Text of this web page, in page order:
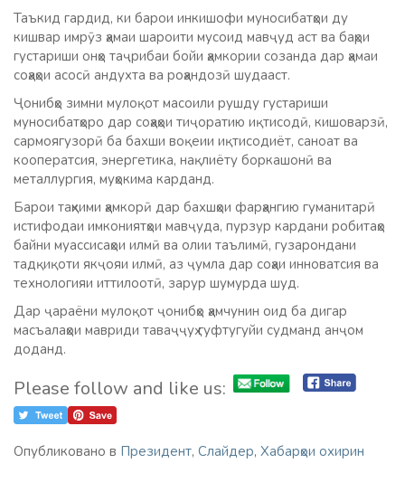
Таъкид гардид, ки барои инкишофи муносибатҳои ду
кишвар имрӯз ҳамаи шароити мусоид мавҷуд аст ва баҳри
густариши онҳо таҷрибаи бойи ҳамкории созанда дар ҳамаи
соҳаҳои асосӣ андухта ва роҳандозӣ шудааст.
Ҷонибҳо зимни мулоқот масоили рушду густариши
муносибатҳоро дар соҳаҳои тиҷоратию иқтисодӣ, кишоварзӣ,
сармоягузорӣ ба бахши воқеии иқтисодиёт, саноат ва
кооператсия, энергетика, нақлиёту боркашонӣ ва
металлургия, муҳокима карданд.
Барои таҳкими ҳамкорӣ дар бахшҳои фарҳангию гуманитарӣ
истифодаи имкониятҳои мавҷуда, пурзур кардани робитаҳо
байни муассисаҳои илмӣ ва олии таълимӣ, гузарондани
тадқиқоти якҷояи илмӣ, аз ҷумла дар соҳаи инноватсия ва
технологияи иттилоотӣ, зарур шумурда шуд.
Дар ҷараёни мулоқот ҷонибҳо ҳамчунин оид ба дигар
масъалаҳои мавриди таваҷҷуҳ гуфтугуйи судманд анҷом
доданд.
Please follow and like us:
Опубликовано в Президент, Слайдер, Хабарҳои охирин